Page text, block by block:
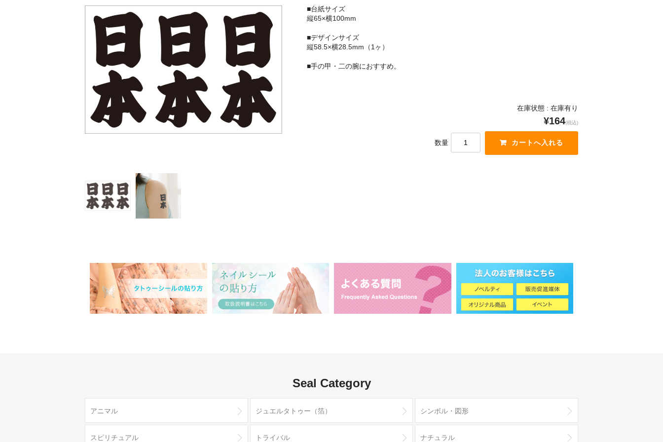
■台紙サイズ
縦65×横100mm
■デザインサイズ
縦58.5×横28.5mm（1ヶ）
■手の甲・二の腕におすすめ。
在庫状態 : 在庫有り
¥164(税込)
数量
Seal Category
アニマル ジュエルタトゥー（箔） シンボル・図形
スピリチュアル トライバル ナチュラル